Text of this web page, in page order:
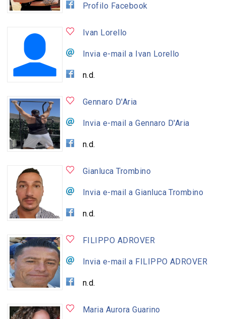
Profilo Facebook
Ivan Lorello
Invia e-mail a Ivan Lorello
n.d.
Gennaro D'Aria
Invia e-mail a Gennaro D'Aria
n.d.
Gianluca Trombino
Invia e-mail a Gianluca Trombino
n.d.
FILIPPO ADROVER
Invia e-mail a FILIPPO ADROVER
n.d.
Maria Aurora Guarino